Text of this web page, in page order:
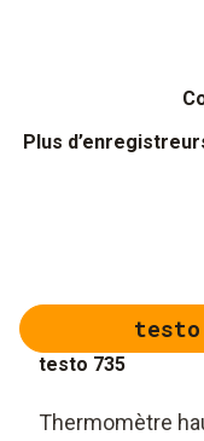
Plus
testo
testo 735
Thermomètre